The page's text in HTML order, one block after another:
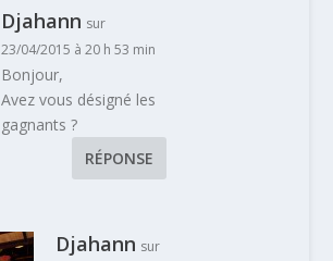
Djahann sur
23/04/2015 à 20 h 53 min
Bonjour,
Avez vous désigné les
gagnants ?
RÉPONSE
Djahann sur